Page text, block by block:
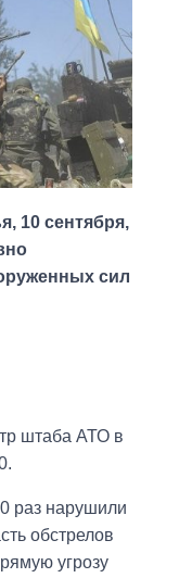
10 сентября,
сил
штаба АТО в
раз нарушили
обстрелов
угрозу